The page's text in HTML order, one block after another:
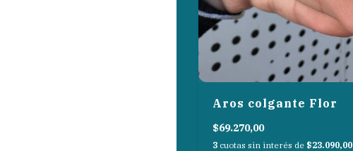
Aros colgante Flor
$69.270,00
3 cuotas sin interés de $23.090,00